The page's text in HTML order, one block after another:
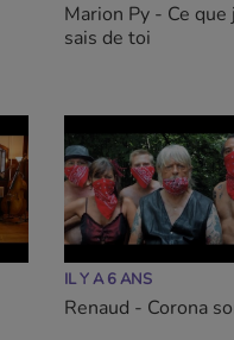
Marion Py - Ce que
sais de toi
IL Y A 6 ANS
Renaud - Corona